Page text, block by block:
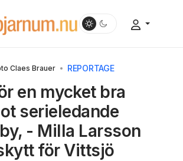
Claes Brauer REPORTAGE
en mycket bra
serieledande
- Milla Larsson
för Vittsjö